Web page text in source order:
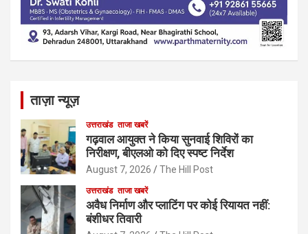
ताज़ा न्यूज़
उत्तराखंड ताजा खबरें
गढ़वाल आयुक्त ने किया सुनवाई शिविरों का
निरीक्षण, बीएलओ को दिए स्पष्ट निर्देश
August 7, 2026 The Hill Post
उत्तराखंड ताजा खबरें
अवैध निर्माण और प्लाटिंग पर कोई रियायत नहीं:
बंशीधर तिवारी